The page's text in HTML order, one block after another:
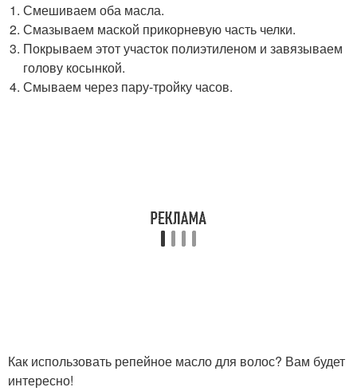
Смешиваем оба масла.
Смазываем маской прикорневую часть челки.
Покрываем этот участок полиэтиленом и завязываем
голову косынкой.
Смываем через пару-тройку часов.
Как использовать репейное масло для волос? Вам будет
интересно!